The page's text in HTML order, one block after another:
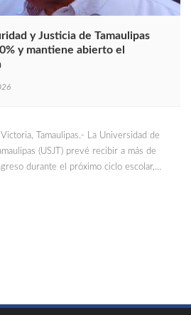
y Justicia de Tamaulipas
y mantiene abierto el
Tamaulipas.- La Universidad de
(USJT) prevé recibir a más de
durante el próximo ciclo escolar,…